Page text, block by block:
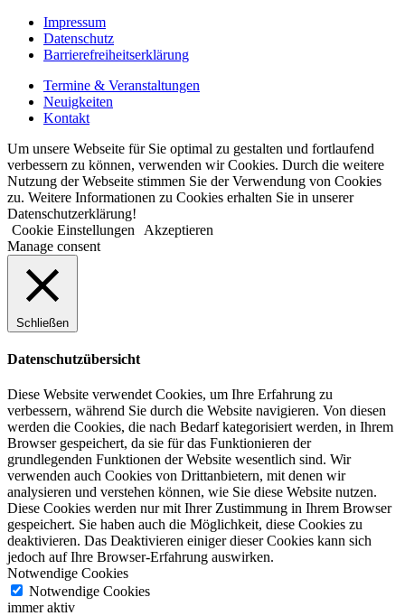
Impressum
Datenschutz
Barrierefreiheitserklärung
Termine & Veranstaltungen
Neuigkeiten
Kontakt
Um unsere Webseite für Sie optimal zu gestalten und fortlaufend
verbessern zu können, verwenden wir Cookies. Durch die weitere
Nutzung der Webseite stimmen Sie der Verwendung von Cookies
zu. Weitere Informationen zu Cookies erhalten Sie in unserer
Datenschutzerklärung!
Cookie Einstellungen
Akzeptieren
Manage consent
Schließen
Datenschutzübersicht
Diese Website verwendet Cookies, um Ihre Erfahrung zu
verbessern, während Sie durch die Website navigieren. Von diesen
werden die Cookies, die nach Bedarf kategorisiert werden, in Ihrem
Browser gespeichert, da sie für das Funktionieren der
grundlegenden Funktionen der Website wesentlich sind. Wir
verwenden auch Cookies von Drittanbietern, mit denen wir
analysieren und verstehen können, wie Sie diese Website nutzen.
Diese Cookies werden nur mit Ihrer Zustimmung in Ihrem Browser
gespeichert. Sie haben auch die Möglichkeit, diese Cookies zu
deaktivieren. Das Deaktivieren einiger dieser Cookies kann sich
jedoch auf Ihre Browser-Erfahrung auswirken.
Notwendige Cookies
Notwendige Cookies
immer aktiv